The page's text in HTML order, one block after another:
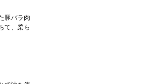
豚バラ肉
て、柔ら